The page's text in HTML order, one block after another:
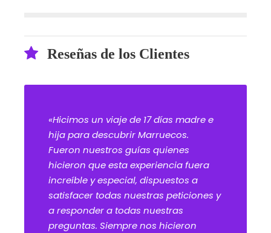
Reseñas de los Clientes
«Hicimos un viaje de 17 días madre e
hija para descubrir Marruecos.
Fueron nuestros guías quienes
hicieron que esta experiencia fuera
increíble y especial, dispuestos a
satisfacer todas nuestras peticiones y
a responder a todas nuestras
preguntas. Siempre nos hicieron